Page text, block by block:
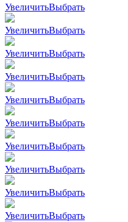
УвеличитьВыбрать
УвеличитьВыбрать
УвеличитьВыбрать
УвеличитьВыбрать
УвеличитьВыбрать
УвеличитьВыбрать
УвеличитьВыбрать
УвеличитьВыбрать
УвеличитьВыбрать
УвеличитьВыбрать